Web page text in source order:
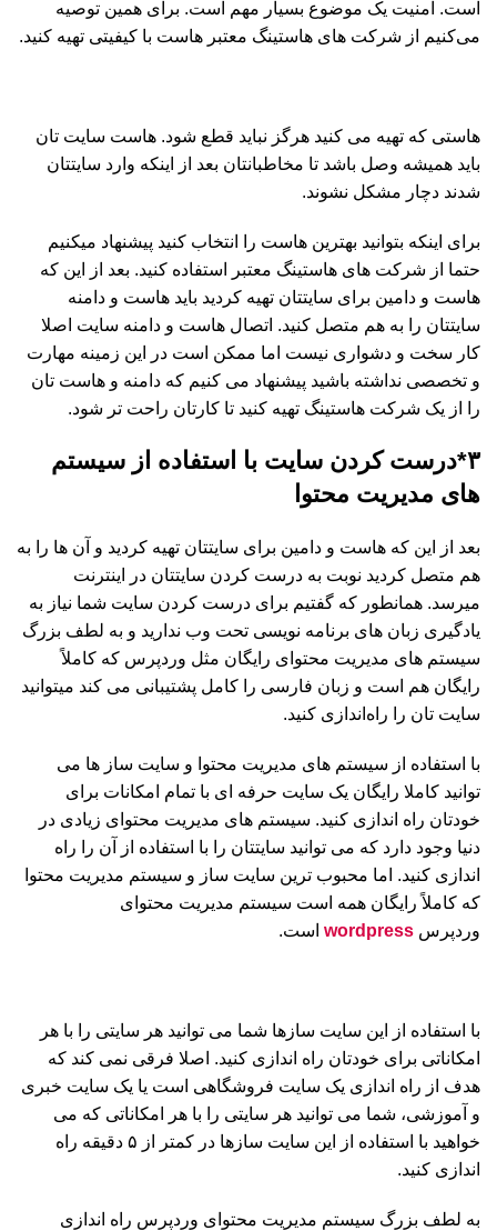
است. امنیت یک موضوع بسیار مهم است. برای همین توصیه
می‌کنیم از شرکت های هاستینگ معتبر هاست با کیفیتی تهیه کنید.
هاستی که تهیه می کنید هرگز نباید قطع شود. هاست سایت تان
باید همیشه وصل باشد تا مخاطبانتان بعد از اینکه وارد سایتتان
شدند دچار مشکل نشوند.
برای اینکه بتوانید بهترین هاست را انتخاب کنید پیشنهاد میکنیم
حتما از شرکت های هاستینگ معتبر استفاده کنید. بعد از این که
هاست و دامین برای سایتتان تهیه کردید باید هاست و دامنه
سایتتان را به هم متصل کنید. اتصال هاست و دامنه سایت اصلا
کار سخت و دشواری نیست اما ممکن است در این زمینه مهارت
و تخصصی نداشته باشید پیشنهاد می کنیم که دامنه و هاست تان
را از یک شرکت هاستینگ تهیه کنید تا کارتان راحت تر شود.
۳*درست کردن سایت با استفاده از سیستم
های مدیریت محتوا
بعد از این که هاست و دامین برای سایتتان تهیه کردید و آن ها را به
هم متصل کردید نوبت به درست کردن سایتتان در اینترنت
میرسد. همانطور که گفتیم برای درست کردن سایت شما نیاز به
یادگیری زبان های برنامه نویسی تحت وب ندارید و به لطف بزرگ
سیستم های مدیریت محتوای رایگان مثل وردپرس که کاملاً
رایگان هم است و زبان فارسی را کامل پشتیبانی می کند میتوانید
سایت تان را راه‌اندازی کنید.
با استفاده از سیستم های مدیریت محتوا و سایت ساز ها می
توانید کاملا رایگان یک سایت حرفه ای با تمام امکانات برای
خودتان راه اندازی کنید. سیستم های مدیریت محتوای زیادی در
دنیا وجود دارد که می توانید سایتتان را با استفاده از آن را راه
اندازی کنید. اما محبوب ترین سایت ساز و سیستم مدیریت محتوا
که کاملاً رایگان همه است سیستم مدیریت محتوای
وردپرس wordpress است.
با استفاده از این سایت سازها شما می توانید هر سایتی را با هر
امکاناتی برای خودتان راه اندازی کنید. اصلا فرقی نمی کند که
هدف از راه اندازی یک سایت فروشگاهی است یا یک سایت خبری
و آموزشی، شما می توانید هر سایتی را با هر امکاناتی که می
خواهید با استفاده از این سایت سازها در کمتر از ۵ دقیقه راه
اندازی کنید.
به لطف بزرگ سیستم مدیریت محتوای وردپرس راه اندازی